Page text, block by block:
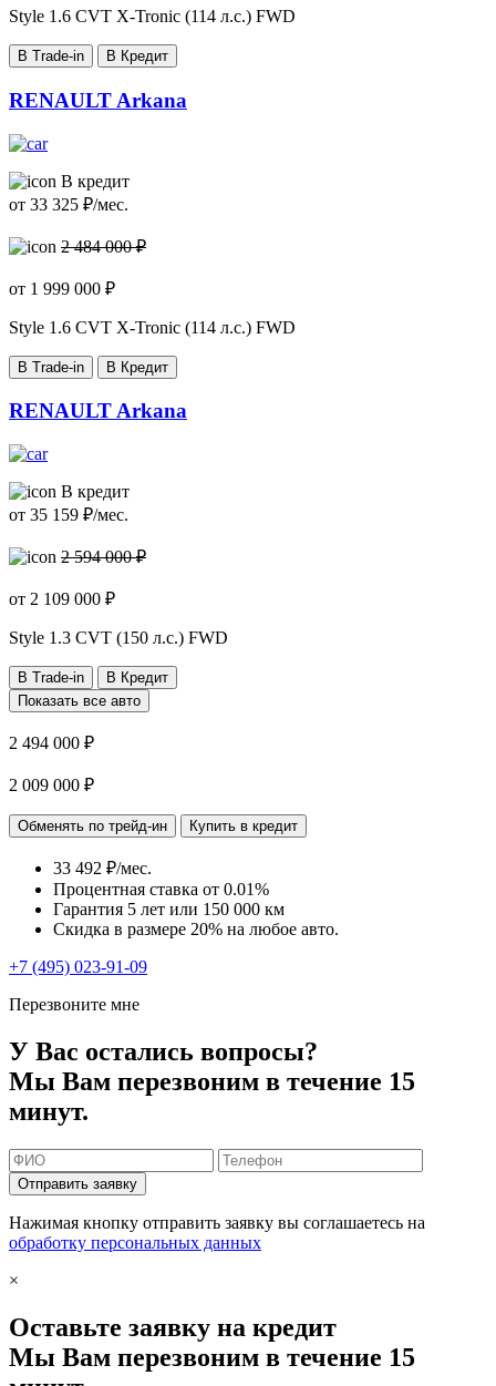
Style 1.6 CVT X-Tronic (114 л.с.) FWD
В Trade-in В Кредит
RENAULT Arkana
В кредит
от 33 325 ₽/мес.
2 484 000 ₽
от 1 999 000 ₽
Style 1.6 CVT X-Tronic (114 л.с.) FWD
В Trade-in В Кредит
RENAULT Arkana
В кредит
от 35 159 ₽/мес.
2 594 000 ₽
от 2 109 000 ₽
Style 1.3 CVT (150 л.с.) FWD
В Trade-in
В Кредит
Показать все авто
2 494 000 ₽
2 009 000 ₽
Обменять по трейд-ин Купить в кредит
33 492 ₽/мес.
Процентная ставка от 0.01%
Гарантия 5 лет или 150 000 км
Скидка в размере 20% на любое авто.
+7 (495) 023-91-09
Перезвоните мне
У Вас остались вопросы?
Мы Вам перезвоним в течение 15
минут.
Отправить заявку
Нажимая кнопку отправить заявку вы соглашаетесь на
обработку персональных данных
×
Оставьте заявку на кредит
Мы Вам перезвоним в течение 15